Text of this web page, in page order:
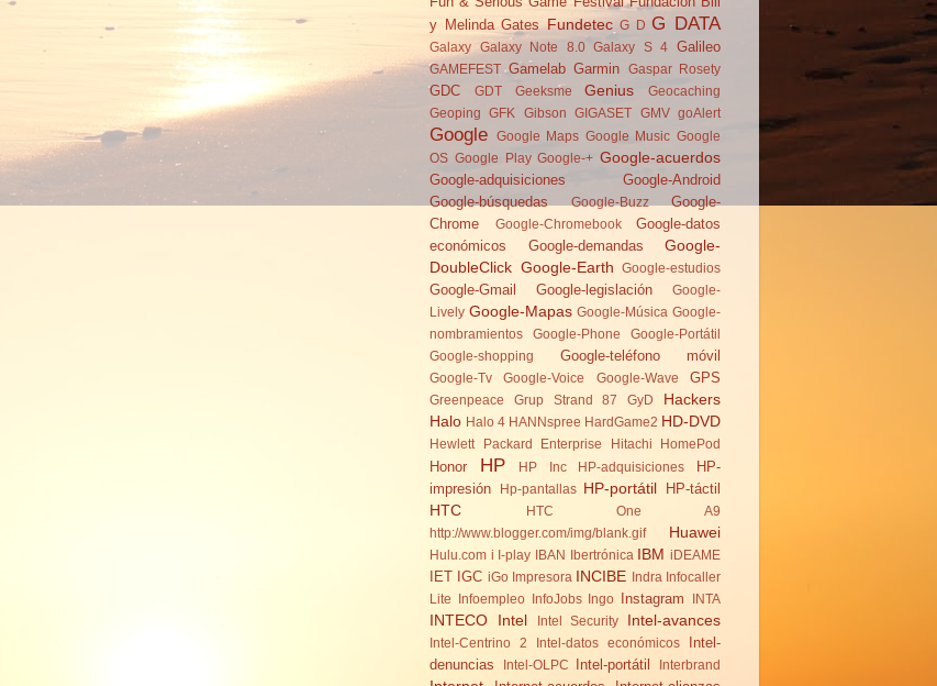
y Melinda Gates Fundetec G D G DATA
Galaxy Galaxy Note 8.0 Galaxy S 4 Galileo
GAMEFEST Gamelab Garmin Gaspar Rosety
GDC GDT Geeksme Genius
Geocaching
Geoping
GFK Gibson GIGASET GMV goAlert
Google Google Maps Google Music Google
OS Google Play Google-+ Google-acuerdos
Google-adquisiciones
Google-Android
Google-búsquedas
Google-Buzz
Google-
Chrome
Google-Chromebook
Google-datos
económicos
Google-demandas
Google-
DoubleClick Google-Earth Google-estudios
Google-Gmail Google-legislación
Google-
Lively Google-Mapas Google-Música Google-
nombramientos
Google-Phone
Google-Portátil
Google-shopping
Google-teléfono móvil
Google-Tv Google-Voice Google-Wave GPS
Greenpeace Grup Strand 87 GyD
Hackers
Halo Halo 4 HANNspree HardGame2 HD-DVD
Hewlett Packard Enterprise Hitachi HomePod
Honor HP HP Inc HP-adquisiciones
HP-
impresión
Hp-pantallas HP-portátil HP-táctil
HTC
HTC One A9
http://www.blogger.com/img/blank.gif
Huawei
Hulu.com i I-play IBAN Ibertrónica IBM iDEAME
IET IGC iGo Impresora INCIBE Indra Infocaller
Lite
Infoempleo InfoJobs Ingo Instagram INTA
INTECO Intel Intel Security Intel-avances
Intel-Centrino 2 Intel-datos económicos
Intel-
denuncias
Intel-OLPC Intel-portátil Interbrand